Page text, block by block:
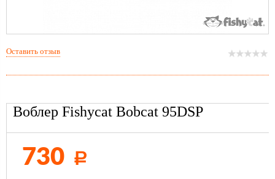
Воблер Fishycat Bobcat 95DSP
730 Р
Оставить отзыв